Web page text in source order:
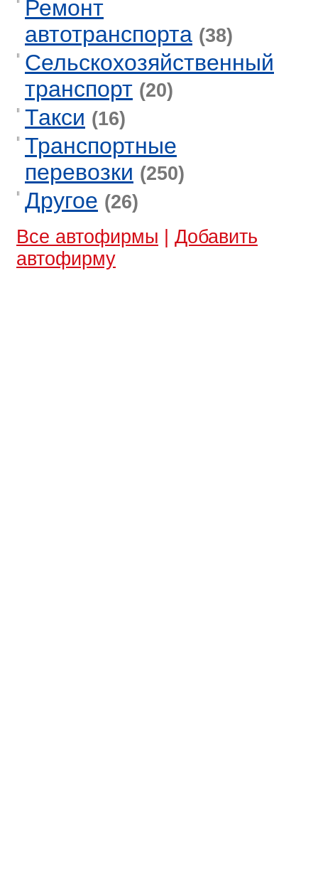
Ремонт
автотранспорта (38)
Сельскохозяйственный
транспорт (20)
Такси (16)
Транспортные
перевозки (250)
Другое (26)
Все автофирмы
Добавить
автофирму